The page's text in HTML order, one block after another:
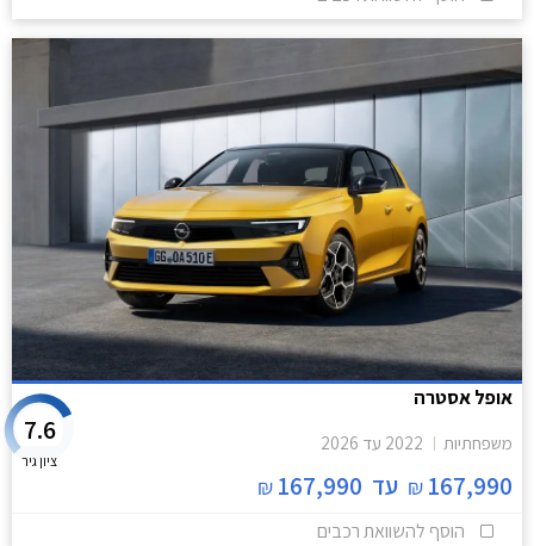
אופל אסטרה
משפחתיות 2022 עד 2026
167,990
₪ עד 167,990
₪
7.6
ציון גיר
הוסף להשוואת רכבים